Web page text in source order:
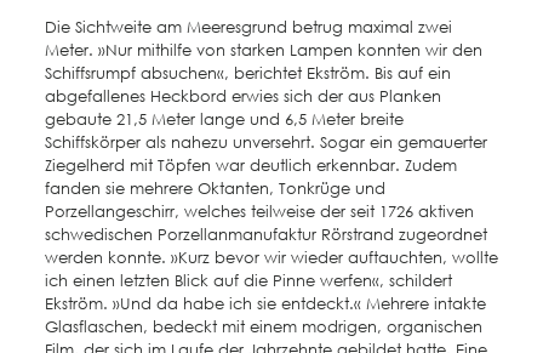
Die Sichtweite am Meeresgrund betrug maximal zwei
Meter. »Nur mithilfe von starken Lampen konnten wir den
Schiffsrumpf absuchen«, berichtet Ekström. Bis auf ein
abgefallenes Heckbord erwies sich der aus Planken
gebaute 21,5 Meter lange und 6,5 Meter breite
Schiffskörper als nahezu unversehrt. Sogar ein gemauerter
Ziegelherd mit Töpfen war deutlich erkennbar. Zudem
fanden sie mehrere Oktanten, Tonkrüge und
Porzellangeschirr, welches teilweise der seit 1726 aktiven
schwedischen Porzellanmanufaktur Rörstrand zugeordnet
werden konnte. »Kurz bevor wir wieder auftauchten, wollte
ich einen letzten Blick auf die Pinne werfen«, schildert
Ekström. »Und da habe ich sie entdeckt.« Mehrere intakte
Glasflaschen, bedeckt mit einem modrigen, organischen